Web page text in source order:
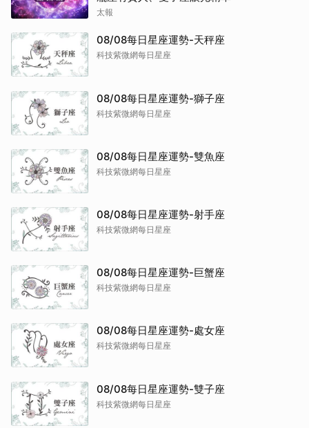
太報
08/08每日星座運勢-天秤座
科技紫微網每日星座
08/08每日星座運勢-獅子座
科技紫微網每日星座
08/08每日星座運勢-雙魚座
科技紫微網每日星座
08/08每日星座運勢-射手座
科技紫微網每日星座
08/08每日星座運勢-巨蟹座
科技紫微網每日星座
08/08每日星座運勢-處女座
科技紫微網每日星座
08/08每日星座運勢-雙子座
科技紫微網每日星座